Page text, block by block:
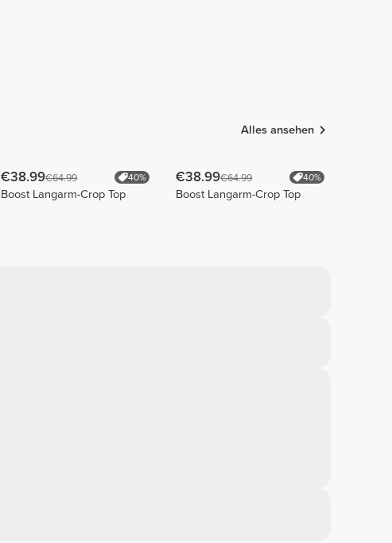
Alles ansehen
€38.99€64.99 40%
Boost Langarm-Crop Top
€38.99€64.99 40%
Boost Langarm-Crop Top